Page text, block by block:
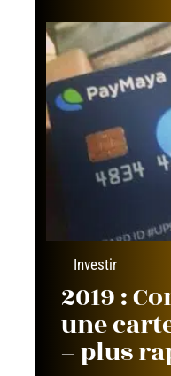
Investir
2019 :
une
– plus